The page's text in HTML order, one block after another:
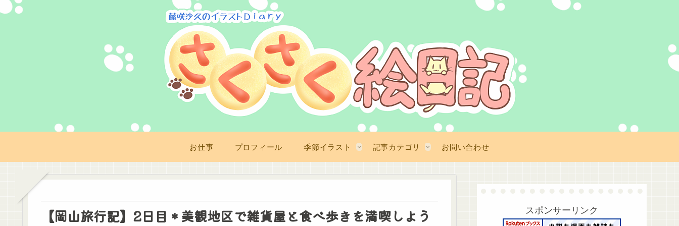
お仕事 プロフィール 季節イラスト 記事カテゴリ お問い合わせ
【岡山旅行記】2日目＊美観地区で雑貨屋と食べ歩きを満喫しよう スポンサーリンク